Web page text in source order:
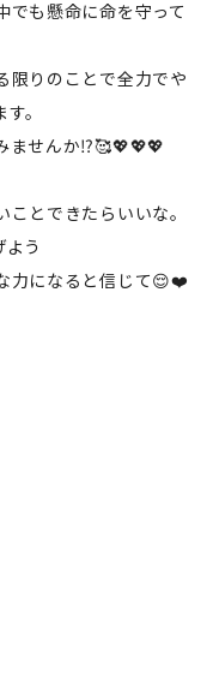
でも懸命に命を守って
限りのことで全力でや
。
ませんか⁉️🥰💖💖💖
とできたらいいな。
う
力になると信じて😌❤️